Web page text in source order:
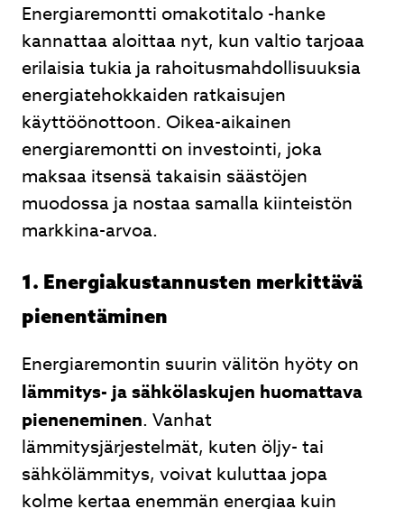
Energiaremontti omakotitalo -hanke
kannattaa aloittaa nyt, kun valtio tarjoaa
erilaisia tukia ja rahoitusmahdollisuuksia
energiatehokkaiden ratkaisujen
käyttöönottoon. Oikea-aikainen
energiaremontti on investointi, joka
maksaa itsensä takaisin säästöjen
muodossa ja nostaa samalla kiinteistön
markkina-arvoa.
1. Energiakustannusten merkittävä
pienentäminen
Energiaremontin suurin välitön hyöty on
lämmitys- ja sähkölaskujen huomattava
pieneneminen. Vanhat
lämmitysjärjestelmät, kuten öljy- tai
sähkölämmitys, voivat kuluttaa jopa
kolme kertaa enemmän energiaa kuin
Juhani Kuntsi
Page
of